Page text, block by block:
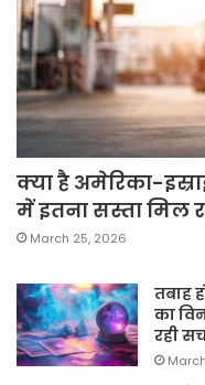
क्या है अमेरिका-
में इतना सस्ता मिल
March 25, 2026
तबाह
का
रही